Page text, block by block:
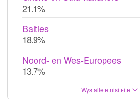
21.1%
Balties
18.9%
Noord- en Wes-Europees
13.7%
Wys alle etnisiteite